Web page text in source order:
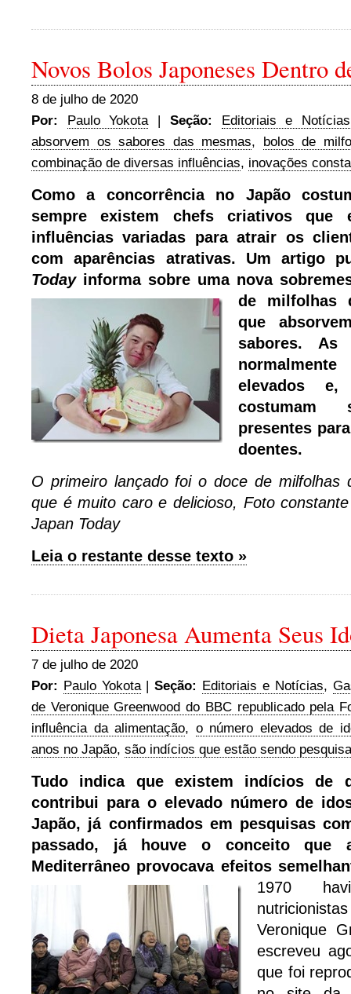
Novos Bolos Japoneses Dentro
8 de julho de 2020
Por:
Paulo Yokota| Seção: Editoriais e Notícias
absorvem os sabores das mesmas, bolos de
combinação de diversas influências, inovações
Como a concorrência no Japão
sempre existem chefs criativos que
influências variadas para atrair os
com aparências atrativas. Um artigo
Today informa sobre uma nova
de milfolhas
que
sabores.
elevados e,
presentes
doentes.
O primeiro lançado foi o doce de milfolhas
que é muito caro e delicioso, Foto
Japan Today
Leia o restante desse texto »
Dieta Japonesa Aumenta Seus
7 de julho de 2020
Por: Paulo Yokota|Seção: Editoriais e Notícias,
de Veronique Greenwood do BBC republicado pela
influência da alimentação, o número elevados de
anos no Japão, são indícios que estão sendo
Tudo indica que existem indícios de
contribui para o elevado número de
Japão, já confirmados em pesquisas
passado, já houve o conceito que
Mediterrâneo provocava efeitos
1970
Veronique
escreveu
que foi